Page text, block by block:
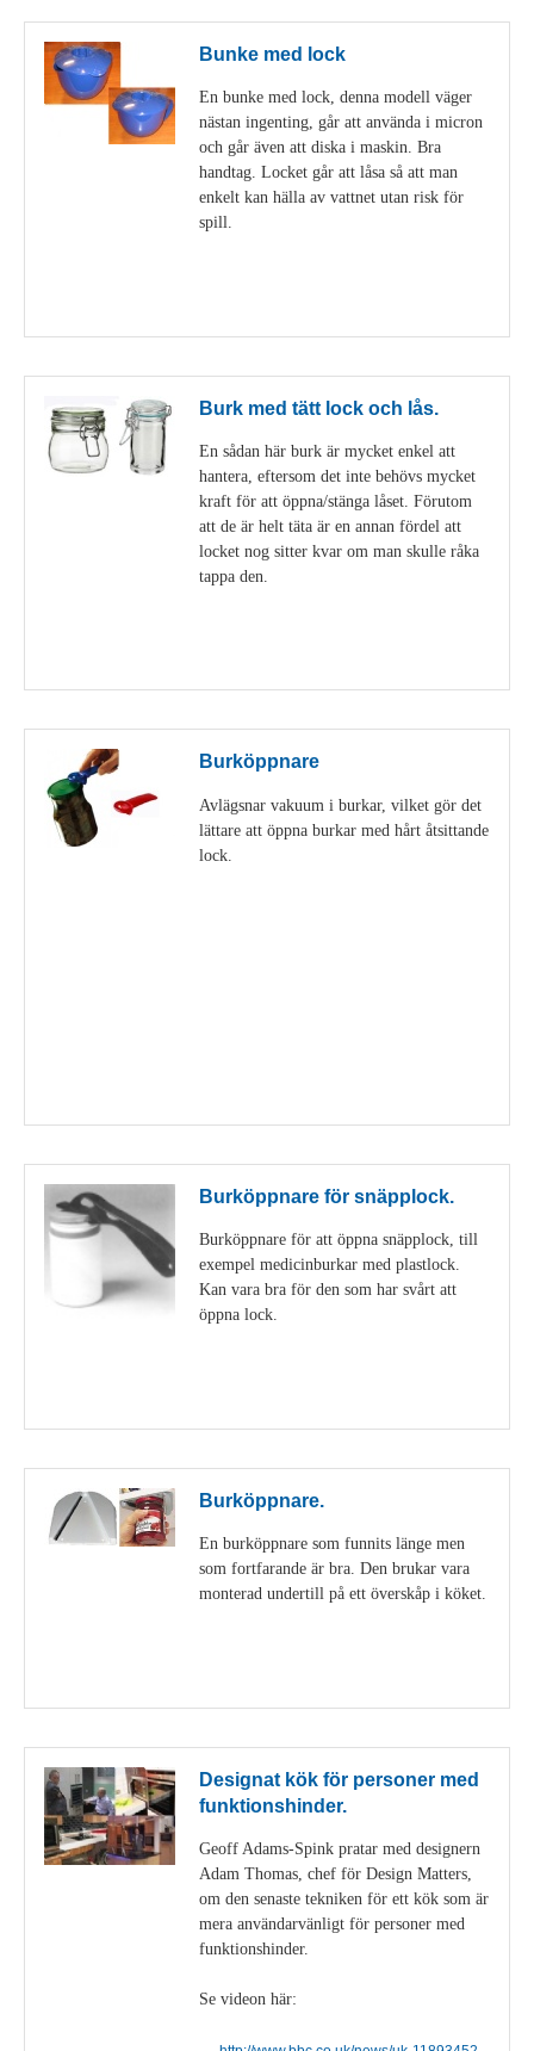
Bunke med lock
En bunke med lock, denna modell väger
nästan ingenting, går att använda i micron
och går även att diska i maskin. Bra
handtag. Locket går att låsa så att man
enkelt kan hälla av vattnet utan risk för
spill.
Burk med tätt lock och lås.
En sådan här burk är mycket enkel att
hantera, eftersom det inte behövs mycket
kraft för att öppna/stänga låset. Förutom
att de är helt täta är en annan fördel att
locket nog sitter kvar om man skulle råka
tappa den.
Burköppnare
Avlägsnar vakuum i burkar, vilket gör det
lättare att öppna burkar med hårt åtsittande
lock.
Burköppnare för snäpplock.
Burköppnare för att öppna snäpplock, till
exempel medicinburkar med plastlock.
Kan vara bra för den som har svårt att
öppna lock.
Burköppnare.
En burköppnare som funnits länge men
som fortfarande är bra. Den brukar vara
monterad undertill på ett överskåp i köket.
Designat kök för personer med
funktionshinder.
Geoff Adams-Spink pratar med designern
Adam Thomas, chef för Design Matters,
om den senaste tekniken för ett kök som är
mera användarvänligt för personer med
funktionshinder.
Se videon här: